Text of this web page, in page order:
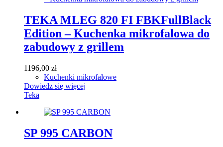
TEKA MLEG 820 FI FBKFullBlack
Edition – Kuchenka mikrofalowa do
zabudowy z grillem
1196,00 zł
Kuchenki mikrofalowe
Dowiedz się więcej
Teka
SP 995 CARBON